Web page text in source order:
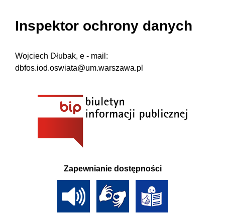
Inspektor ochrony danych
Wojciech Dłubak, e - mail:
dbfos.iod.oswiata@um.warszawa.pl
Zapewnianie dostępności